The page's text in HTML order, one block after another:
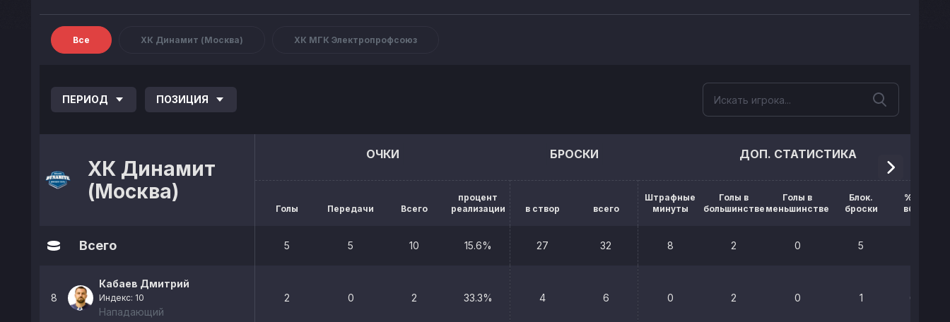
Все ХК Динамит (Москва) ХК МГК Электропрофсоюз
ПЕРИОД ПОЗИЦИЯ
ХК Динамит
(Москва)
ОЧКИ
Голы Передачи Всего
процент
реализации
БРОСКИ
в створ всего
ДОП. СТАТИСТИКА
Штрафные
минуты
Голы в
большинстве
Голы в
меньшинстве
Блок.
броски
% выигр.
вбрасыв.
Всего 5 5 10 15.6% 27 32 8 2 0 5
8
Кабаев Дмитрий
Индекс: 10
Нападающий
2 0 2 33.3% 4 6 0 2 0 1 64.3%